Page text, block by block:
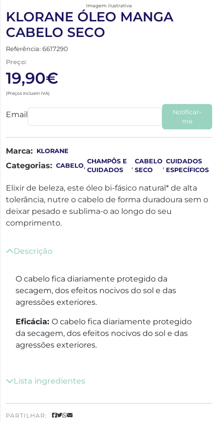
Imagem ilustrativa
KLORANE ÓLEO MANGA
CABELO SECO
Referência: 6617290
Preço:
19,90€
(Preços incluem IVA)
Email
Notificar-
me
Marca: KLORANE
Categorias: CABELO, CHAMPÔS E
CUIDADOS
, CABELO
SECO
, CUIDADOS
ESPECÍFICOS
Elixir de beleza, este óleo bi-fásico natural* de alta
tolerância, nutre o cabelo de forma duradoura sem o
deixar pesado e sublima-o ao longo do seu
comprimento.
Descrição
O cabelo fica diariamente protegido da
secagem, dos efeitos nocivos do sol e das
agressões exteriores.
Eficácia: O cabelo fica diariamente protegido
da secagem, dos efeitos nocivos do sol e das
agressões exteriores.
Lista ingredientes
PARTILHAR: